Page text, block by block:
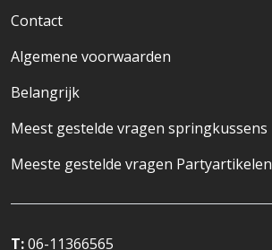
Contact
Algemene voorwaarden
Belangrijk
Meest gestelde vragen springkussens
Meeste gestelde vragen Partyartikelen
T:06-11366565